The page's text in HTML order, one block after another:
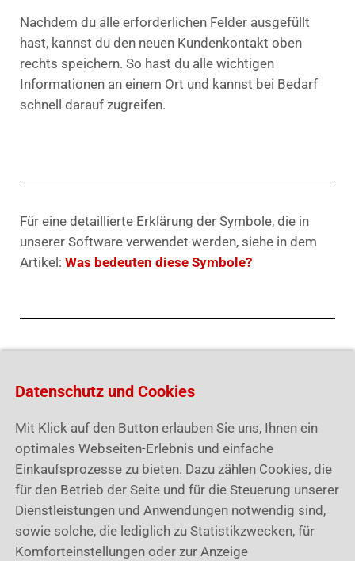
Nachdem du alle erforderlichen Felder ausgefüllt
hast, kannst du den neuen Kundenkontakt oben
rechts speichern. So hast du alle wichtigen
Informationen an einem Ort und kannst bei Bedarf
schnell darauf zugreifen.
Für eine detaillierte Erklärung der Symbole, die in
unserer Software verwendet werden, siehe in dem
Artikel: Was bedeuten diese Symbole?
Vollständigkeit, Richtigkeit oder Aktualität wird jedoch
keine Gewähr übernommen.
War dieser Artikel hilfreich?
Datenschutz und Cookies
Mit Klick auf den Button erlauben Sie uns, Ihnen ein
optimales Webseiten-Erlebnis und einfache
Einkaufsprozesse zu bieten. Dazu zählen Cookies, die
für den Betrieb der Seite und für die Steuerung unserer
Dienstleistungen und Anwendungen notwendig sind,
sowie solche, die lediglich zu Statistikzwecken, für
Komforteinstellungen oder zur Anzeige